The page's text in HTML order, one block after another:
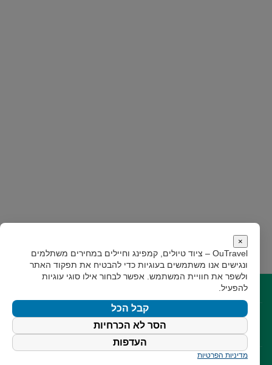
תקנוןגילוי נאות
עקבו אחרינו
×
OuTravel – ציוד טיולים, קמפינג וחיילים במחירים משתלמים
ונגישים אנו משתמשים בעוגיות כדי להבטיח את תפקוד האתר
ולשפר את חוויית המשתמש. אפשר לבחור אילו סוגי עוגיות
להפעיל.
קבל הכל
הסר לא הכרחיות
העדפות
מדיניות הפרטיות